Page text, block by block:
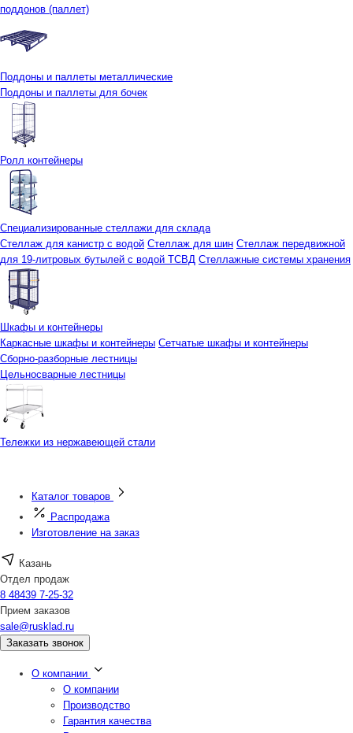
поддонов (паллет)
Поддоны и паллеты металлические
Поддоны и паллеты для бочек
Ролл контейнеры
Специализированные стеллажи для склада
Стеллаж для канистр с водой Стеллаж для шин Стеллаж передвижной
для 19-литровых бутылей с водой ТСВД Стеллажные системы хранения
Шкафы и контейнеры
Каркасные шкафы и контейнеры Сетчатые шкафы и контейнеры
Сборно-разборные лестницы
Цельносварные лестницы
Тележки из нержавеющей стали
Каталог товаров
Распродажа
Изготовление на заказ
Казань
Отдел продаж
8 48439 7-25-32
Прием заказов
sale@rusklad.ru
Заказать звонок
О компании
О компании
Производство
Гарантия качества